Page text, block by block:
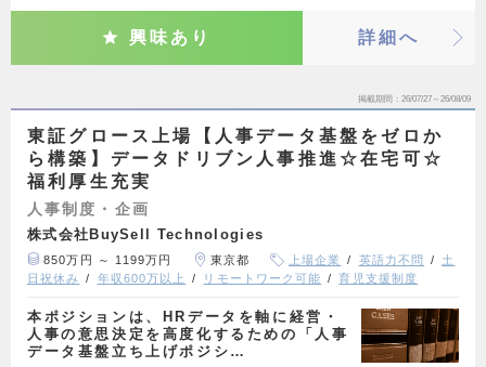
興味あり 詳細へ
掲載期間 26/07/27～26/08/09
東証グロース上場【人事データ基盤をゼロか
ら構築】データドリブン人事推進☆在宅可☆
福利厚生充実
人事制度・企画
株式会社BuySell Technologies
850万円 ～ 1199万円 東京都 上場企業 英語力不問
土
日祝休み
年収600万以上 リモートワーク可能 育児支援制度
本ポジションは、HRデータを軸に経営・
人事の意思決定を高度化するための「人事
データ基盤立ち上げポジシ…